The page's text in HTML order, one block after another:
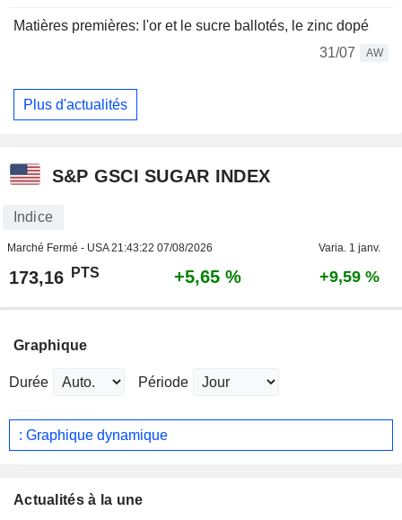
Matières premières: l'or et le sucre ballotés, le zinc dopé
31/07
AW
Plus d'actualités
S&P GSCI SUGAR INDEX
Indice
Marché Fermé - USA21:43:22 07/08/2026 Varia. 1 janv.
173,16 PTS +5,65 % +9,59 %
Graphique
Durée Période
: Graphique dynamique
Actualités à la une